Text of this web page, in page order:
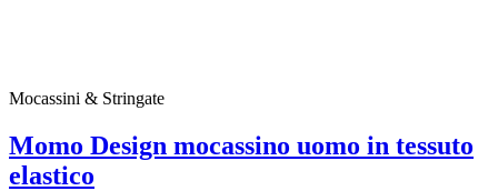
Mocassini & Stringate
Momo Design mocassino uomo in tessuto
elastico